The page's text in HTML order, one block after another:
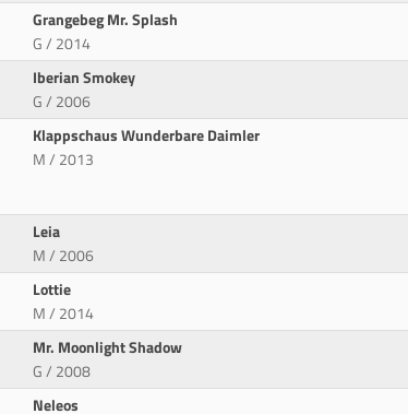
Grangebeg Mr. Splash
G / 2014
Iberian Smokey
G / 2006
Klappschaus Wunderbare Daimler
M / 2013
Leia
M / 2006
Lottie
M / 2014
Mr. Moonlight Shadow
G / 2008
Neleos